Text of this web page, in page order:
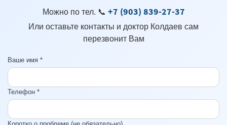
Можно по тел. 📞 +7 (903) 839-27-37
Или оставьте контакты и доктор Колдаев сам
перезвонит Вам
Ваше имя *
Телефон *